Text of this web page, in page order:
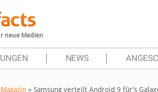
neue Medien
NEWS
Magazin » Samsung verteilt Android 9 für’s